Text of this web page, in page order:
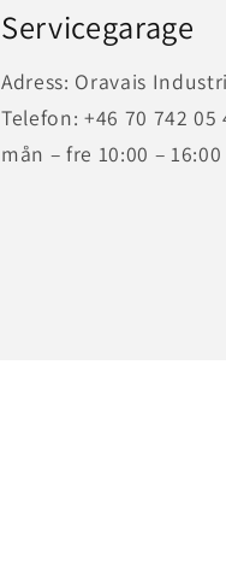
Servicegarage
Adress: Oravais
Telefon: +46 70 742 05
mån – fre 10:00 – 16:00